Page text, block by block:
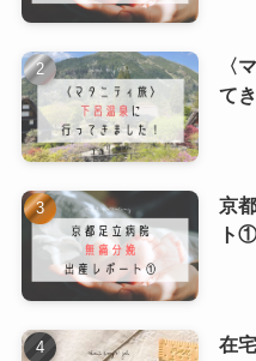
〈
て
京
ト
在